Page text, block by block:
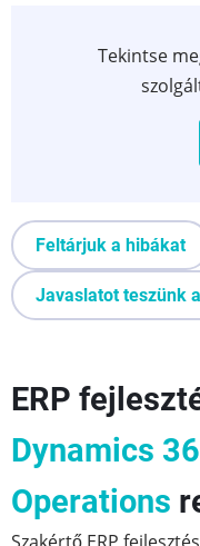
Tekintse
Feltárjuk a hibákat
Javaslatot teszünk
ERP
Dynamics
Operations